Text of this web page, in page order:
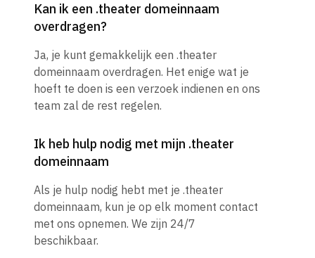
Kan ik een .theater domeinnaam
overdragen?
Ja, je kunt gemakkelijk een .theater
domeinnaam overdragen. Het enige wat je
hoeft te doen is een verzoek indienen en ons
team zal de rest regelen.
Ik heb hulp nodig met mijn .theater
domeinnaam
Als je hulp nodig hebt met je .theater
domeinnaam, kun je op elk moment contact
met ons opnemen. We zijn 24/7
beschikbaar.